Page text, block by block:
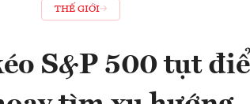
THẾ GIỚI
S&P 500 tụt